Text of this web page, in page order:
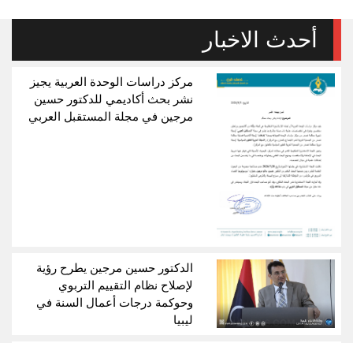
أحدث الاخبار
مركز دراسات الوحدة العربية يجيز
نشر بحث أكاديمي للدكتور حسين
مرجين في مجلة المستقبل العربي
الدكتور حسين مرجين يطرح رؤية
لإصلاح نظام التقييم التربوي
وحوكمة درجات أعمال السنة في
ليبيا